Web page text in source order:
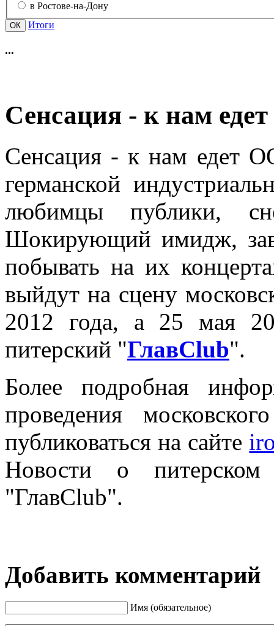
в Ростове-на-Дону
Итоги
...
Сенсация - к нам
Сенсация - к нам едет
германской
любимцы публики,
Шокирующий имидж,
побывать на их
выйдут на сцену
2012 года, а 25 мая
питерский "ГлавClub".
Более подробная
проведения
публиковаться на сайте
Новости о
"ГлавClub".
Добавить комментарий
Имя (обязательное)